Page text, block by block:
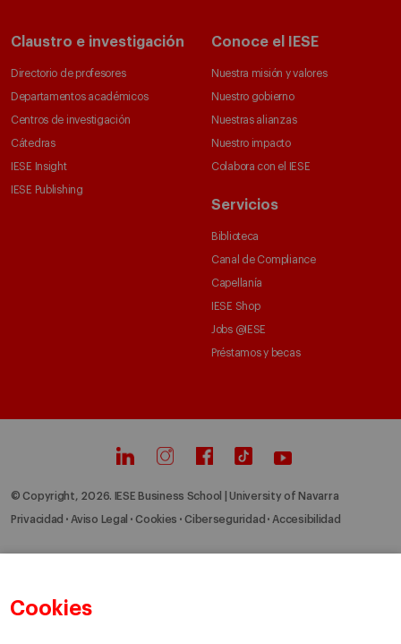
Cookies
Claustro e investigación
Directorio de profesores
Departamentos académicos
Centros de investigación
Cátedras
IESE Insight
IESE Publishing
Conoce el IESE
Nuestra misión y valores
Nuestro gobierno
Nuestras alianzas
Nuestro impacto
Colabora con el IESE
Servicios
Biblioteca
Canal de Compliance
Capellanía
IESE Shop
Jobs @IESE
Préstamos y becas
© Copyright, 2026. IESE Business School | University of Navarra
Privacidad Aviso Legal Cookies Ciberseguridad Accesibilidad